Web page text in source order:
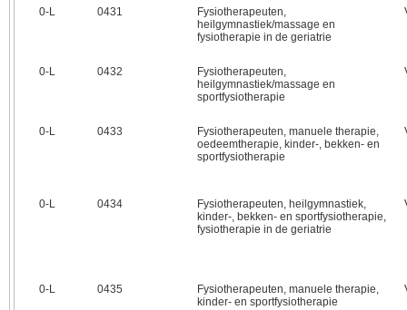
0‑L 0431
Fysiotherapeuten,
heilgymnastiek/massage en
fysiotherapie in de geriatrie
0‑L 0432
Fysiotherapeuten,
heilgymnastiek/massage en
sportfysiotherapie
0‑L 0433
Fysiotherapeuten, manuele therapie,
oedeemtherapie, kinder-, bekken- en
sportfysiotherapie
0‑L 0434
Fysiotherapeuten, heilgymnastiek,
kinder-, bekken- en sportfysiotherapie,
fysiotherapie in de geriatrie
0‑L 0435
Fysiotherapeuten, manuele therapie,
kinder- en sportfysiotherapie